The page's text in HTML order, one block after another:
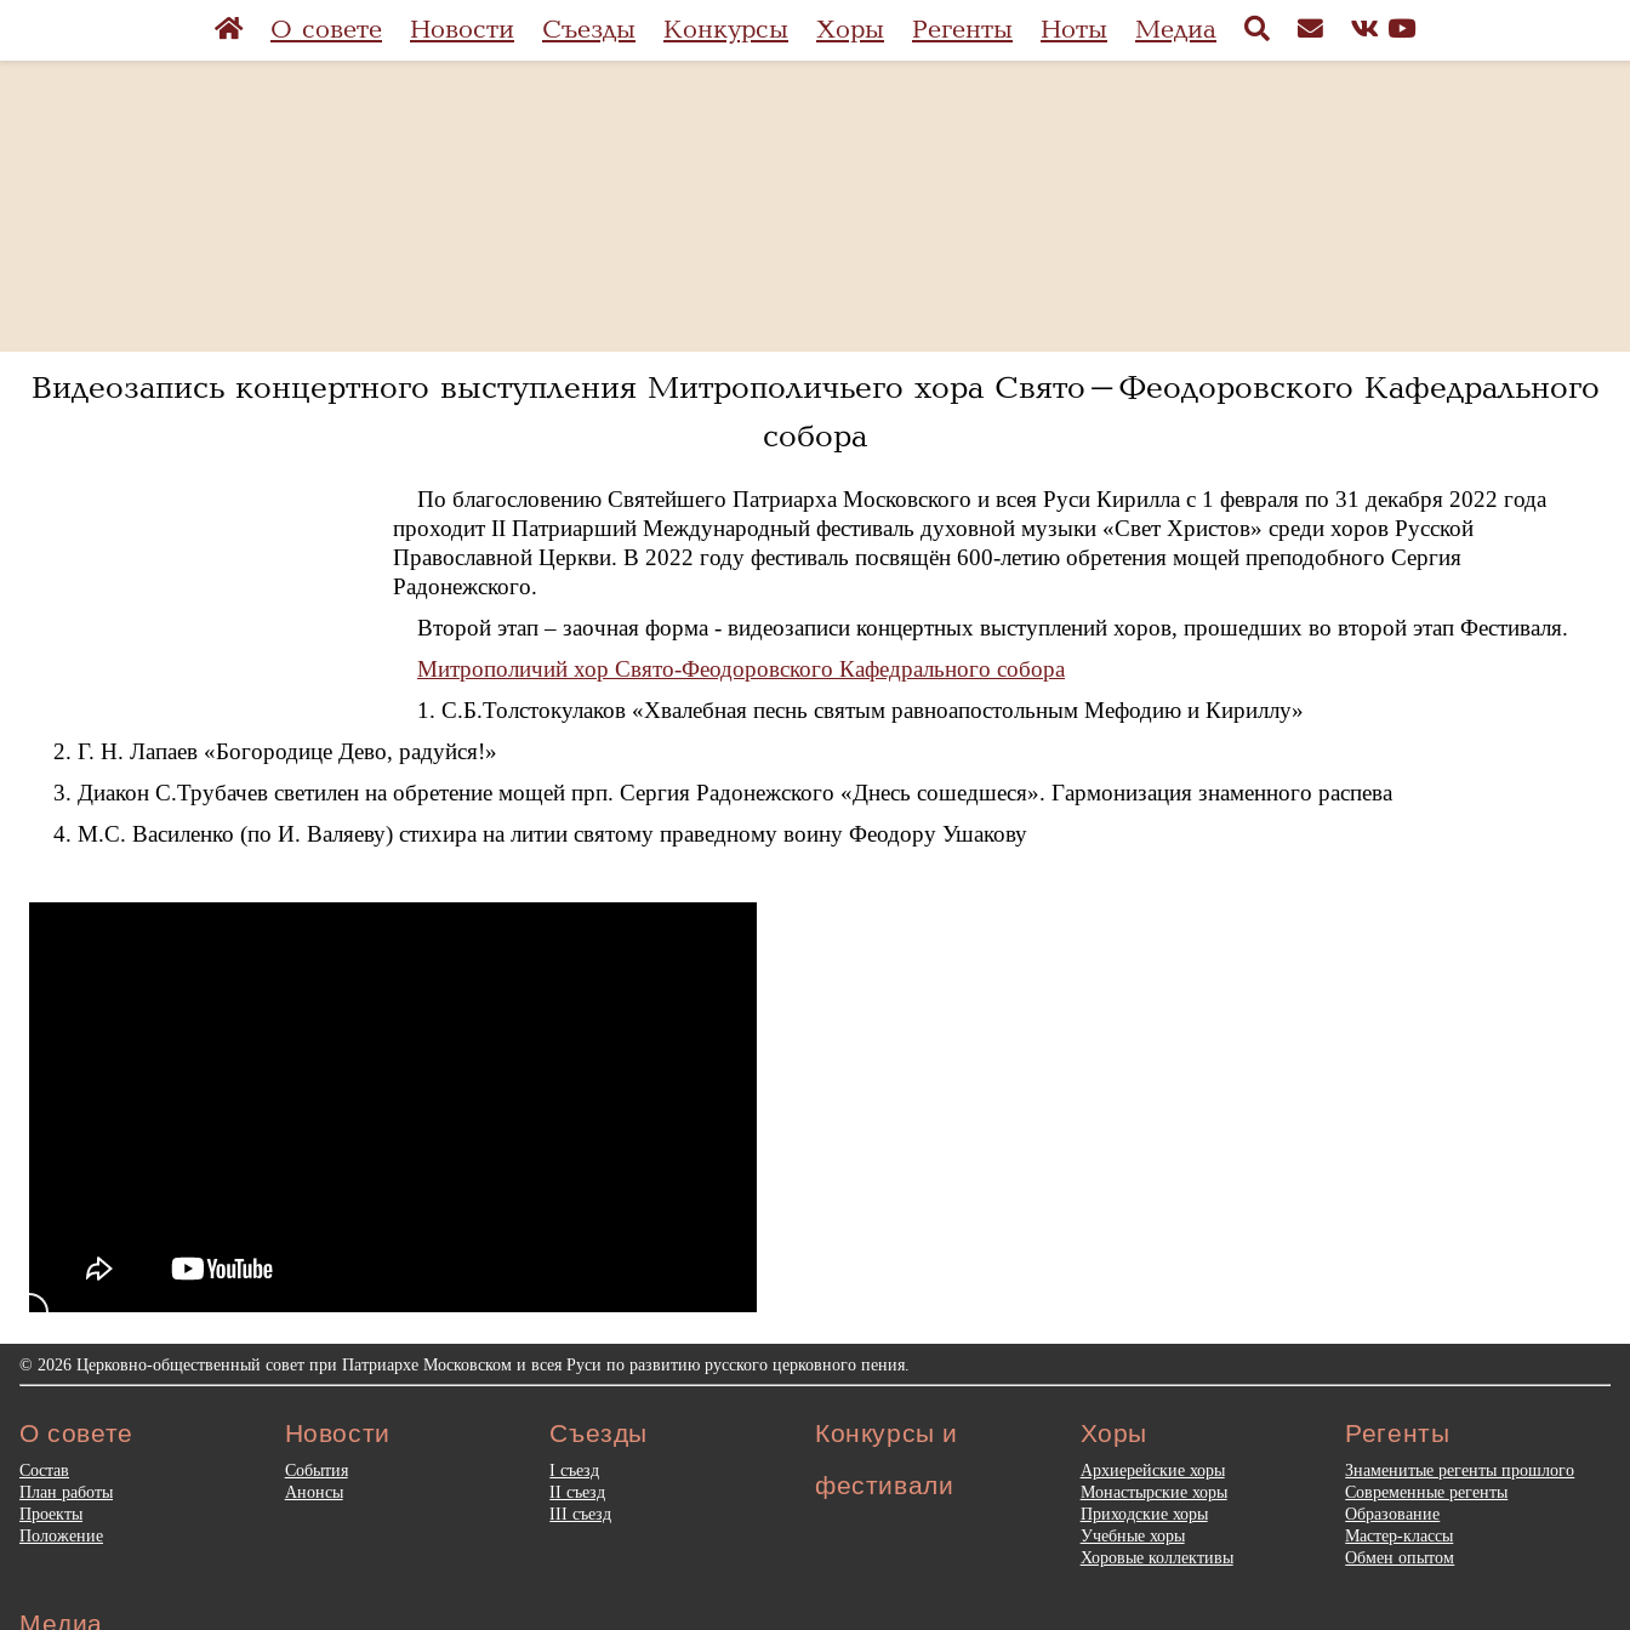
О совете Новости Съезды Конкурсы Хоры Регенты Ноты Медиа
Видеозапись концертного выступления Митрополичьего хора Свято-Феодоровского Кафедрального
собора
По благословению Святейшего Патриарха Московского и всея Руси Кирилла с 1 февраля по 31 декабря 2022 года
проходит II Патриарший Международный фестиваль духовной музыки «Свет Христов» среди хоров Русской
Православной Церкви. В 2022 году фестиваль посвящён 600-летию обретения мощей преподобного Сергия
Радонежского.
Второй этап – заочная форма - видеозаписи концертных выступлений хоров, прошедших во второй этап Фестиваля.
Митрополичий хор Свято-Феодоровского Кафедрального собора
1. С.Б.Толстокулаков «Хвалебная песнь святым равноапостольным Мефодию и Кириллу»
2. Г. Н. Лапаев «Богородице Дево, радуйся!»
3. Диакон С.Трубачев светилен на обретение мощей прп. Сергия Радонежского «Днесь сошедшеся». Гармонизация знаменного распева
4. М.С. Василенко (по И. Валяеву) стихира на литии святому праведному воину Феодору Ушакову
© 2026 Церковно-общественный совет при Патриархе Московском и всея Руси по развитию русского церковного пения.
О совете
Состав
План работы
Проекты
Положение
Новости
События
Анонсы
Съезды
I съезд
II съезд
III съезд
Конкурсы и
фестивали
Хоры
Архиерейские хоры
Монастырские хоры
Приходские хоры
Учебные хоры
Хоровые коллективы
Регенты
Знаменитые регенты прошлого
Современные регенты
Образование
Мастер-классы
Обмен опытом
Медиа